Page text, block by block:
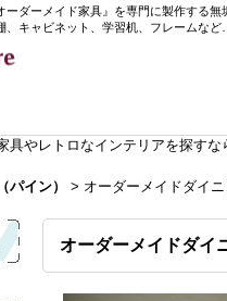
ーダーメイド家具』を専門に製作する
キャビネット、学習机、フレームなど…
具やレトロなインテリアを探す
パイン） > オーダーメイドダイ
オーダーメイドダ